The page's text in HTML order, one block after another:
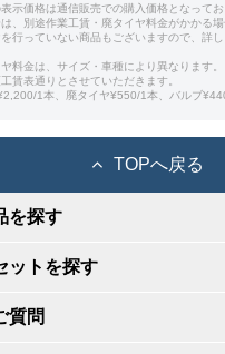
示価格は通信販売での購入価格となってお
、別途作業工賃・廃タイヤ料金がかかる場
行っていない商品もございますので、詳
料金は、サイズ・車種により異なります。
賃表通りとさせていただきます。
1本、廃タイヤ¥550/1本、バルブ
TOPへ戻る
を探す
ットを探す
質問